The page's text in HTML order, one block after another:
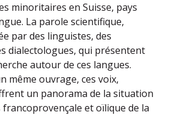
minoritaires en Suisse, pays
La parole scientifique,
par des linguistes, des
dialectologues, qui présentent
autour de ces langues.
même ouvrage, ces voix,
un panorama de la situation
et oïlique de la